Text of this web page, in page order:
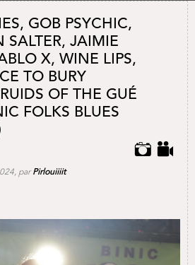
GOB PSYCHIC,
SALTER, JAIMIE
X, WINE LIPS,
TO BURY
OF THE GUÉ
FOLKS BLUES
parPirlouiiiit